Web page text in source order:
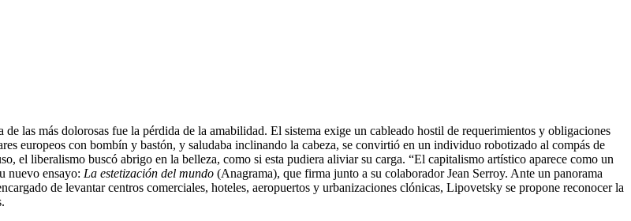
las más dolorosas fue la pérdida de la amabilidad. El sistema exige un cableado hostil de requerimientos y obligaciones
europeos con bombín y bastón, y saludaba inclinando la cabeza, se convirtió en un individuo robotizado al compás de
el liberalismo buscó abrigo en la belleza, como si esta pudiera aliviar su carga. “El capitalismo artístico aparece como un
nuevo ensayo: La estetización del mundo (Anagrama), que firma junto a su colaborador Jean Serroy. Ante un panorama
de levantar centros comerciales, hoteles, aeropuertos y urbanizaciones clónicas, Lipovetsky se propone reconocer la